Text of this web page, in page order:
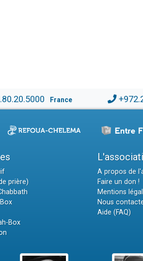
France
prière)
Box
A propos de
Faire un don !
Mentions
Nous
Aide (FAQ)